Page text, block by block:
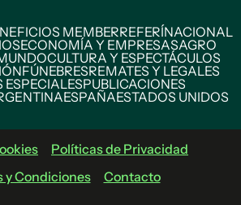
MEMBERREFERÍNACIONAL
ECONOMÍA Y EMPRESASAGRO
CULTURA Y ESPECTÁCULOS
FÚNEBRESREMATES Y LEGALES
ESPECIALESPUBLICACIONES
ESPAÑAESTADOS UNIDOS
Políticas de Privacidad
y Condiciones
Contacto